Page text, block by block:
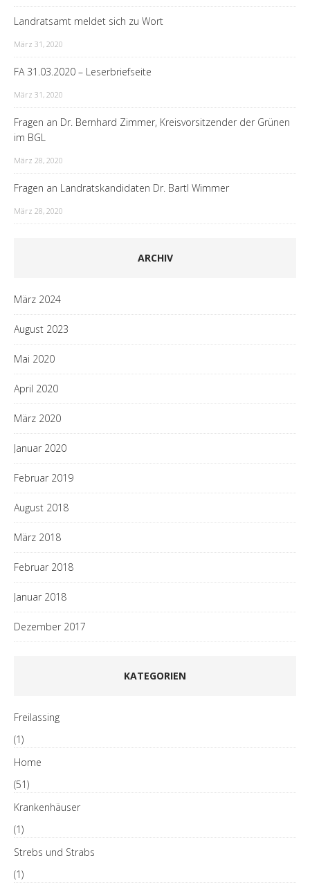
Landratsamt meldet sich zu Wort
März 31, 2020
FA 31.03.2020 – Leserbriefseite
März 31, 2020
Fragen an Dr. Bernhard Zimmer, Kreisvorsitzender der Grünen
im BGL
März 28, 2020
Fragen an Landratskandidaten Dr. Bartl Wimmer
März 28, 2020
ARCHIV
März 2024
August 2023
Mai 2020
April 2020
März 2020
Januar 2020
Februar 2019
August 2018
März 2018
Februar 2018
Januar 2018
Dezember 2017
KATEGORIEN
Freilassing
(1)
Home
(51)
Krankenhäuser
(1)
Strebs und Strabs
(1)